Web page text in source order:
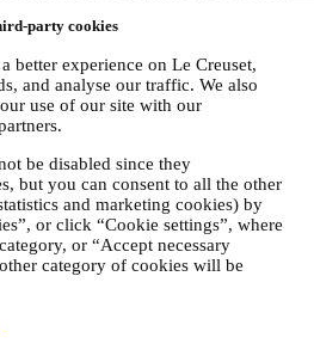
party cookies
better experience on Le Creuset,
and analyse our traffic. We also
use of our site with our
be disabled since they
but you can consent to all the other
and marketing cookies) by
or click “Cookie settings”, where
or “Accept necessary
category of cookies will be
winkels gebruiken WhatsApp for
en informatie over onze producten te
gericht op de verkoop van onze
creditcardgegevens of andere
via WhatsApp. U kunt meer te
en garanties van
overdracht van uw
legal/privacy-policy-
inzake gegevensbescherming
het herroepen/uitschrijven en het
door contact op te nemen met uw
na 1 (één) jaar vverwijderen.